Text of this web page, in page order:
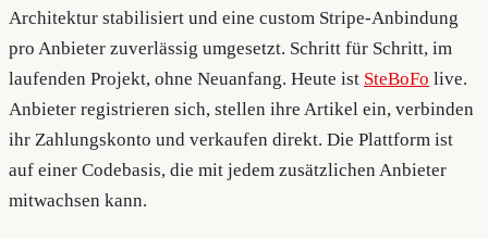
Architektur stabilisiert und eine custom Stripe-Anbindung
pro Anbieter zuverlässig umgesetzt. Schritt für Schritt, im
laufenden Projekt, ohne Neuanfang. Heute ist SteBoFo live.
Anbieter registrieren sich, stellen ihre Artikel ein, verbinden
ihr Zahlungskonto und verkaufen direkt. Die Plattform ist
auf einer Codebasis, die mit jedem zusätzlichen Anbieter
mitwachsen kann.